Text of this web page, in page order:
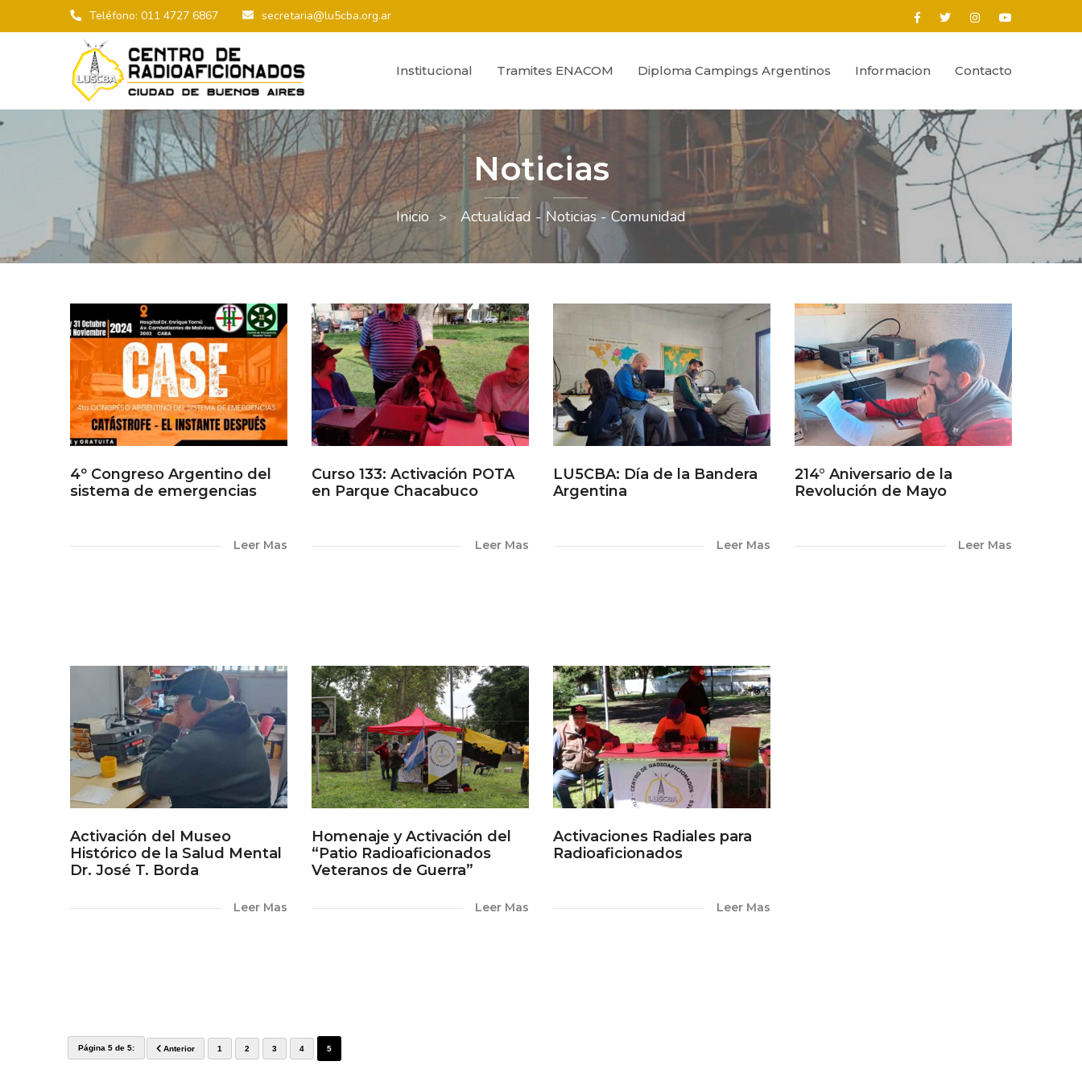
Teléfono: 011 4727 6867 secretaria@lu5cba.org.ar
Institucional Tramites ENACOM Diploma Campings Argentinos Informacion Contacto
Noticias
Inicio Actualidad - Noticias - Comunidad
4º Congreso Argentino del
sistema de emergencias
Leer Mas
Curso 133: Activación POTA
en Parque Chacabuco
Leer Mas
LU5CBA: Día de la Bandera
Argentina
Leer Mas
214° Aniversario de la
Revolución de Mayo
Leer Mas
Activación del Museo
Histórico de la Salud Mental
Dr. José T. Borda
Leer Mas
Homenaje y Activación del
“Patio Radioaficionados
Veteranos de Guerra”
Leer Mas
Activaciones Radiales para
Radioaficionados
Leer Mas
Página 5 de 5: Anterior 1 2 3 4 5